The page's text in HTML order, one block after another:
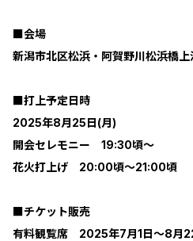
■会場
新潟市北区松浜・阿賀野川松浜橋上
■打上予定日時
2025年8月25日(月)
開会セレモニー 19:30頃～
花火打上げ 20:00頃～21:00頃
■チケット販売
有料観覧席 2025年7月1日～8月